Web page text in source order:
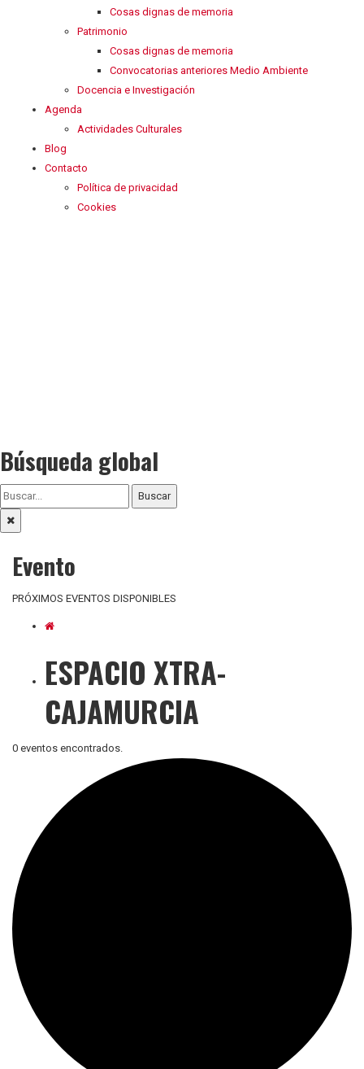
Cosas dignas de memoria
Patrimonio
Cosas dignas de memoria
Convocatorias anteriores Medio Ambiente
Docencia e Investigación
Agenda
Actividades Culturales
Blog
Contacto
Política de privacidad
Cookies
Búsqueda global
Buscar
Evento
PRÓXIMOS EVENTOS DISPONIBLES
ESPACIO XTRA-
CAJAMURCIA
0 eventos encontrados.